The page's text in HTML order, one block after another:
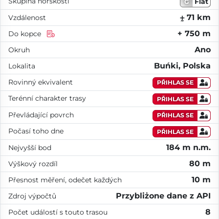
G
Vzdálenost
⨦ 71 km
Do kopce + 750 m
Okruh Ano
Lokalita Buńki, Polska
Rovinný ekvivalent PŘIHLAS SE
Terénní charakter trasy PŘIHLAS SE
Převládající povrch PŘIHLAS SE
Počasí toho dne PŘIHLAS SE
Nejvyšší bod 184 m n.m.
Výškový rozdíl 80 m
Přesnost měření, odečet každých 10 m
Zdroj výpočtů Przybliżone dane z API
Počet událostí s touto trasou 8